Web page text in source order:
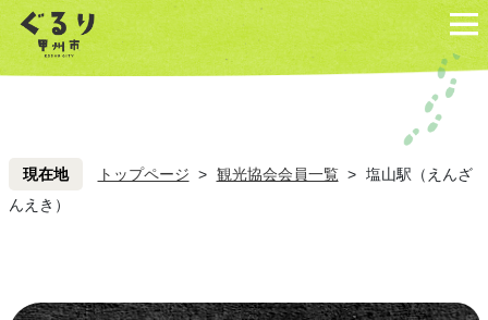
ペ
ー
ジ
こ
こ
を
ペ
ー
ジ
こ
こ
を
現在地 トップページ > 観光協会会員一覧 > 塩山駅（えんざ
んえき）